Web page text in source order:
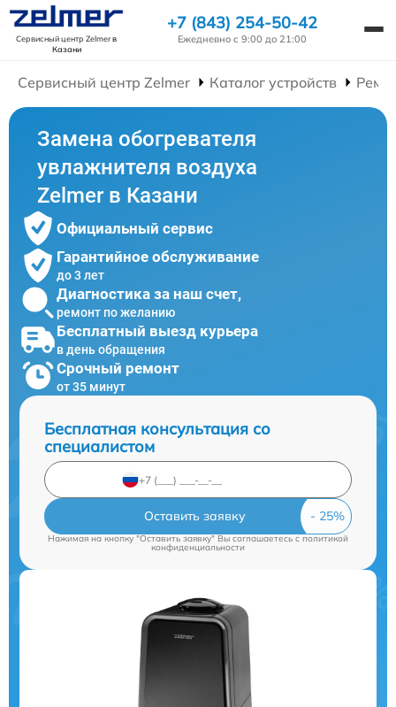
Сервисный центр Zelmerв
Казани
+7 (843) 254-50-42
Ежедневно с 9:00 до 21:00
Сервисный центр Zelmer Каталог устройств
Замена обогревателя
увлажнителя воздуха
Zelmer в Казани
Официальный сервис
Гарантийное обслуживание
до 3 лет
Диагностика за наш счет,
ремонт по желанию
Бесплатный выезд курьера
в день обращения
Срочный ремонт
от 35 минут
Бесплатная консультация со
специалистом
Оставить заявку
Нажимая на кнопку "Оставить заявку" Вы соглашаетесь c политикой
конфиденциальности